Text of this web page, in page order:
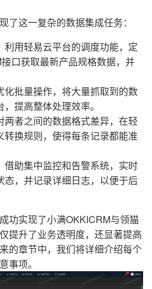
了这一复杂的数据集成任务：
利用轻易云平台的调度功能，定
口获取最新产品规格数据，并
化批量操作，将大量抓取到的数
提高整体处理效率。
两者之间的数据格式差异，在轻
换规则，使得每条记录都能准
借助集中监控和告警系统，实时
态，并记录详细日志，以便于后
功实现了小满OKKICRM与领猫
提升了业务透明度，还显著提高
的章节中，我们将详细介绍每个
事项。